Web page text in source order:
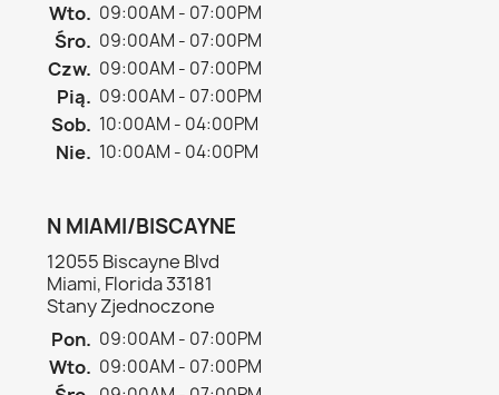
Wto. 09:00AM - 07:00PM
Śro. 09:00AM - 07:00PM
Czw. 09:00AM - 07:00PM
Pią. 09:00AM - 07:00PM
Sob. 10:00AM - 04:00PM
Nie. 10:00AM - 04:00PM
N MIAMI/BISCAYNE
12055 Biscayne Blvd
Miami, Florida 33181
Stany Zjednoczone
Pon. 09:00AM - 07:00PM
Wto. 09:00AM - 07:00PM